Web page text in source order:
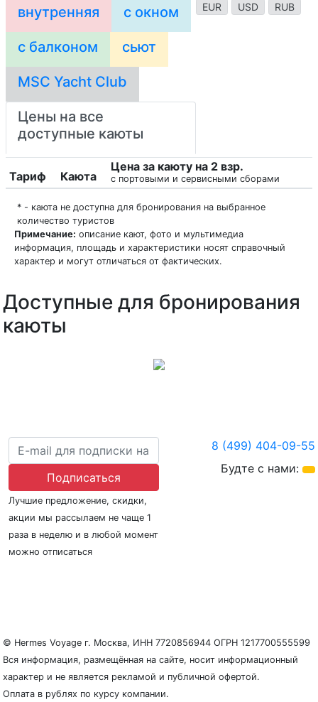
EUR USD RUB
внутренняя с окном
с балконом сьют
MSC Yacht Club
Цены на все
доступные каюты
Тариф Каюта
Цена за каюту на 2 взр.
с портовыми и сервисными сборами
* - каюта не доступна для бронирования на выбранное
количество туристов
Примечание: описание кают, фото и мультимедиа
информация, площадь и характеристики носят справочный
характер и могут отличаться от фактических.
Доступные для бронирования
каюты
© Hermes Voyage г. Москва, ИНН 7720856944 ОГРН 1217700555599
Вся информация, размещённая на сайте, носит информационный
характер и не является рекламой и публичной офертой.
Оплата в рублях по курсу компании.
Подписаться
Лучшие предложение, скидки,
акции мы рассылаем не чаще 1
раза в неделю и в любой момент
можно отписаться
8 (499) 404-09-55
Будте с нами: